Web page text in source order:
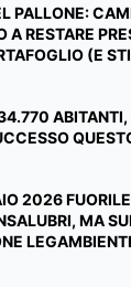
PALLONE:
A RESTARE
(E
2026
MA